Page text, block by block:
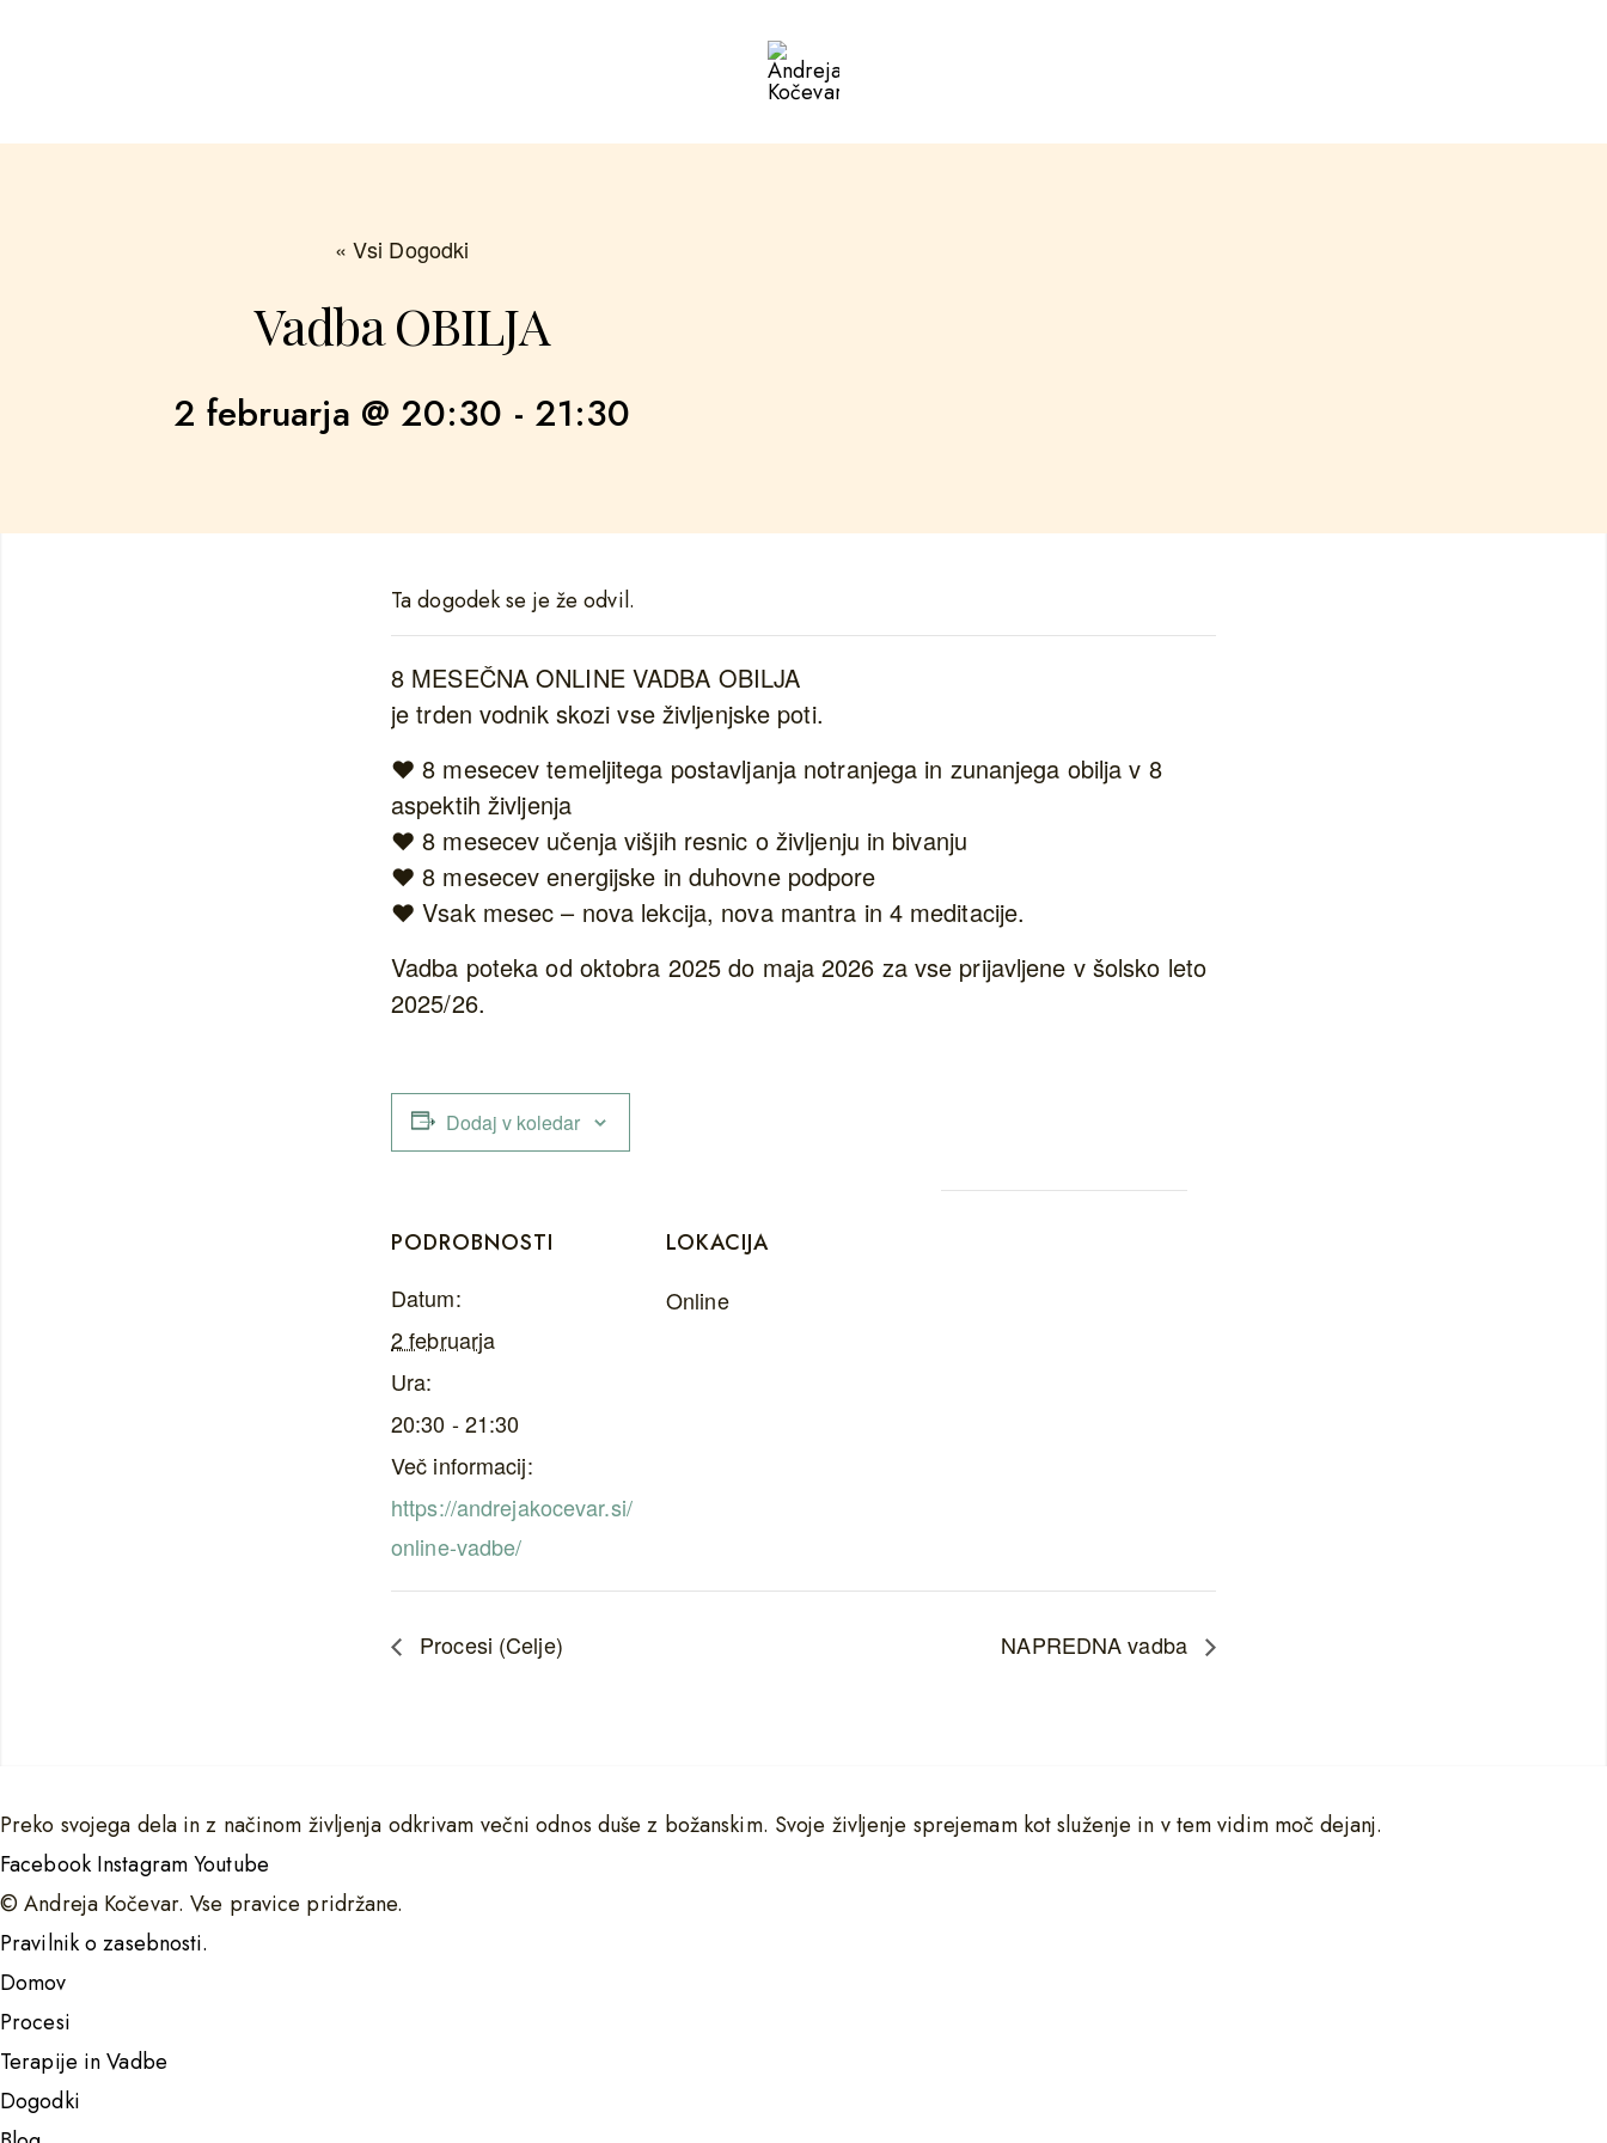
Andreja
« Vsi Dogodki
Vadba OBILJA
2 februarja @ 20:30 - 21:30
Ta dogodek se je že odvil.
8 MESEČNA ONLINE VADBA OBILJA
je trden vodnik skozi vse življenjske poti.
❤️ 8 mesecev temeljitega postavljanja notranjega in zunanjega obilja v 8
aspektih življenja
❤️ 8 mesecev učenja višjih resnic o življenju in bivanju
❤️ 8 mesecev energijske in duhovne podpore
❤️ Vsak mesec – nova lekcija, nova mantra in 4 meditacije.
Vadba poteka od oktobra 2025 do maja 2026 za vse prijavljene v šolsko leto
2025/26.
Dodaj v koledar
PODROBNOSTI
Datum:
2 februarja
Ura:
20:30 - 21:30
Več informacij:
https://andrejakocevar.si/
online-vadbe/
LOKACIJA
Online
Procesi (Celje) NAPREDNA vadba
Preko svojega dela in z načinom življenja odkrivam večni odnos duše z božanskim. Svoje življenje sprejemam kot služenje in v tem vidim moč dejanj.
Facebook InstagramYoutube
© Andreja Kočevar. Vse pravice pridržane.
Pravilnik o zasebnosti.
Domov
Procesi
Terapije in Vadbe
Dogodki